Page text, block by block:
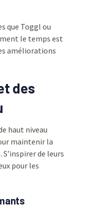
que Toggl ou
le temps est
améliorations
des
haut niveau
maintenir la
de leurs
pour les